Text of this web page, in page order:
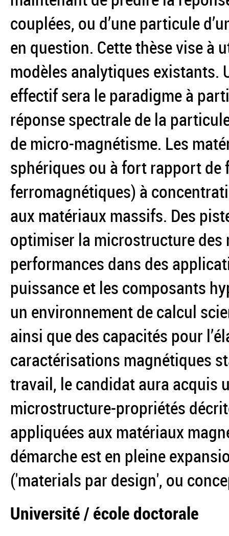
couplées, ou d’une particule
en question. Cette thèse vise à
modèles analytiques existants.
effectif sera le paradigme à
réponse spectrale de la
de micro-magnétisme. Les
sphériques ou à fort rapport de
ferromagnétiques) à
aux matériaux massifs. Des
optimiser la microstructure des
performances dans des
puissance et les composants
un environnement de calcul
ainsi que des capacités pour
caractérisations magnétiques
travail, le candidat aura acquis
microstructure-propriétés
appliquées aux matériaux
démarche est en pleine
('materials par design', ou
Université / école doctorale